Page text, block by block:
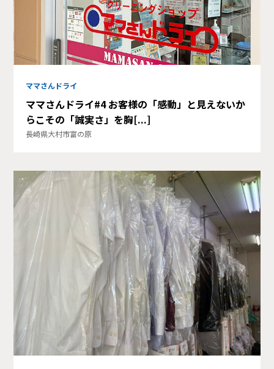
ママさんドライ
ママさんドライ#4 お客様の「感動」と見えないか
らこその「誠実さ」を胸[...]
長崎県大村市富の原